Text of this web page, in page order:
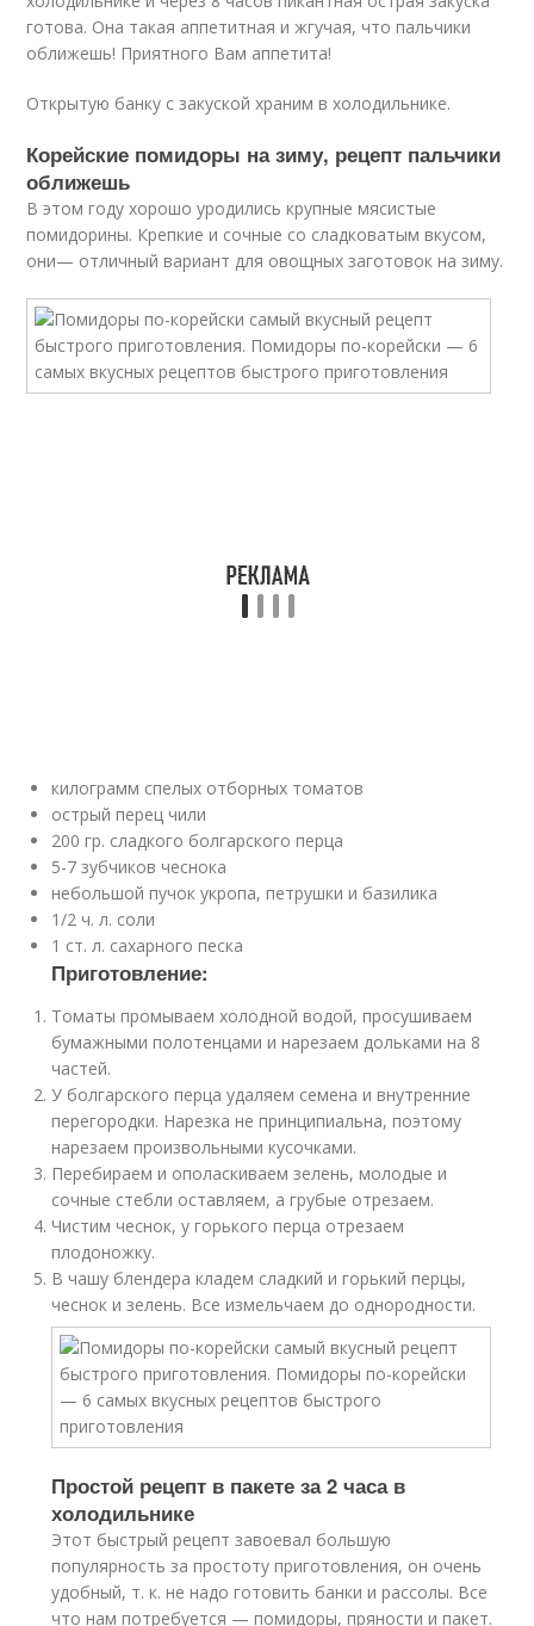
готова. Она такая аппетитная и жгучая, что пальчики
оближешь! Приятного Вам аппетита!
Открытую банку с закуской храним в холодильнике.
Корейские помидоры на зиму, рецепт пальчики
оближешь
В этом году хорошо уродились крупные мясистые
помидорины. Крепкие и сочные со сладковатым вкусом,
они— отличный вариант для овощных заготовок на зиму.
килограмм спелых отборных томатов
острый перец чили
200 гр. сладкого болгарского перца
5-7 зубчиков чеснока
небольшой пучок укропа, петрушки и базилика
1/2 ч. л. соли
1 ст. л. сахарного песка
Приготовление:
Томаты промываем холодной водой, просушиваем
бумажными полотенцами и нарезаем дольками на 8
частей.
У болгарского перца удаляем семена и внутренние
перегородки. Нарезка не принципиальна, поэтому
нарезаем произвольными кусочками.
Перебираем и ополаскиваем зелень, молодые и
сочные стебли оставляем, а грубые отрезаем.
Чистим чеснок, у горького перца отрезаем
плодоножку.
В чашу блендера кладем сладкий и горький перцы,
чеснок и зелень. Все измельчаем до однородности.
Простой рецепт в пакете за 2 часа в
холодильнике
Этот быстрый рецепт завоевал большую
популярность за простоту приготовления, он очень
удобный, т. к. не надо готовить банки и рассолы. Все
что нам потребуется — помидоры, пряности и пакет.